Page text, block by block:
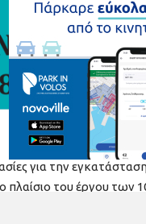
για την
του έργου των
ενότητες (5 εκατ.